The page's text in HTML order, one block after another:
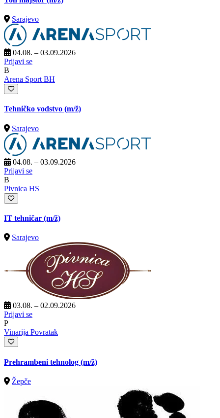
Sarajevo
04.08. – 03.09.2026
Prijavi se
B
Arena Sport BH
Tehničko vodstvo (m/ž)
Sarajevo
04.08. – 03.09.2026
Prijavi se
B
Pivnica HS
IT tehničar (m/ž)
Sarajevo
03.08. – 02.09.2026
Prijavi se
P
Vinarija Povratak
Prehrambeni tehnolog (m/ž)
Žepče